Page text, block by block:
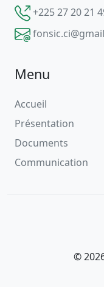
+225 27 20 21
Menu
Accueil
Présentation
Documents
Communication
©